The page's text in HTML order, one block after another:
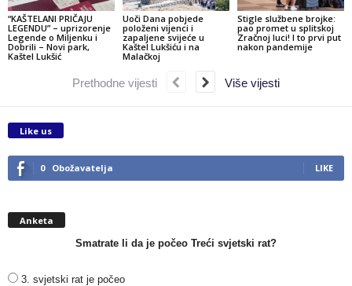
“KAŠTELANI PRIČAJU
LEGENDU” – uprizorenje
Legende o Miljenku i
Dobrili – Novi park,
Kaštel Lukšić
Uoči Dana pobjede
položeni vijenci i
zapaljene svijeće u
Kaštel Lukšiću i na
Malačkoj
Stigle službene brojke:
pao promet u splitskoj
Zračnoj luci! I to prvi put
nakon pandemije
Prethodne vijesti Više vijesti
Like us
0 Obožavatelja LIKE
Anketa
Smatrate li da je počeo Treći svjetski rat?
3. svjetski rat je počeo